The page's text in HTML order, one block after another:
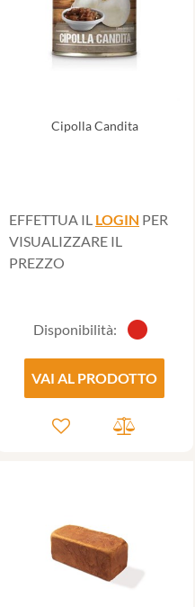
Cipolla Candita
EFFETTUA IL LOGIN PER
VISUALIZZARE IL
PREZZO
Disponibilità:
VAI AL PRODOTTO